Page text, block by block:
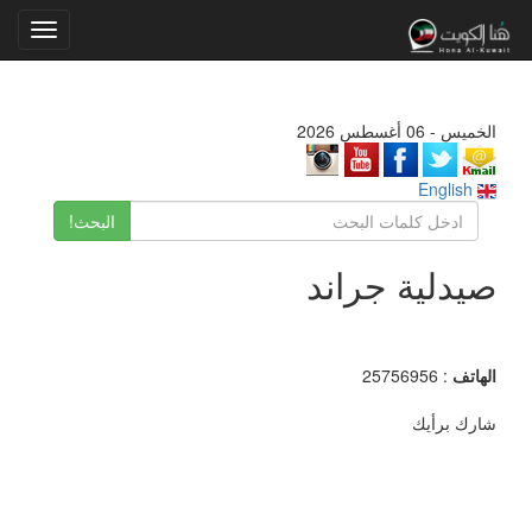
الخميس - 06 أغسطس 2026
البحث!
صيدلية جراند
الهاتف : 25756956
شارك برأيك